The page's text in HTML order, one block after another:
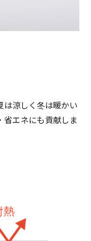
は涼しく冬は暖かい
エネにも貢献しま